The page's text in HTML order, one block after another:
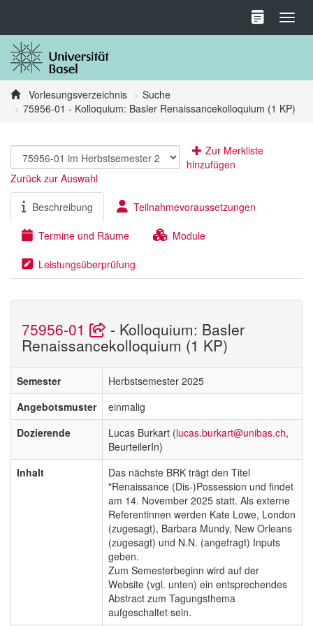
Vorlesungsverzeichnis
Suche
75956-01 - Kolloquium: Basler Renaissancekolloquium (1 KP)
Zur Merkliste
hinzufügen
Zurück zur Auswahl
Beschreibung Teilnahmevoraussetzungen
Termine und Räume Module
Leistungsüberprüfung
75956-01 - Kolloquium: Basler
Renaissancekolloquium (1 KP)
Semester
Herbstsemester 2025
Angebotsmuster
einmalig
Dozierende
Lucas Burkart (lucas.burkart@unibas.ch,
BeurteilerIn)
Inhalt
Das nächste BRK trägt den Titel
"Renaissance (Dis-)Possession und findet
am 14. November 2025 statt. Als externe
Referentinnen werden Kate Lowe, London
(zugesagt), Barbara Mundy, New Orleans
(zugesagt) und N.N. (angefragt) Inputs
geben.
Zum Semesterbeginn wird auf der
Website (vgl. unten) ein entsprechendes
Abstract zum Tagungsthema
aufgeschaltet sein.